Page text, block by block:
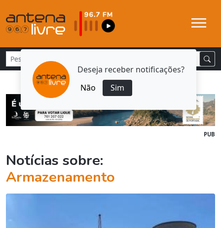
Deseja receber notificações?
Não
Sim
PUB
Notícias sobre:
Armazenamento